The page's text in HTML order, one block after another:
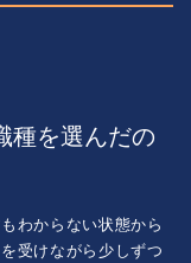
種を選んだの
わからない状態から
受けながら少しずつ